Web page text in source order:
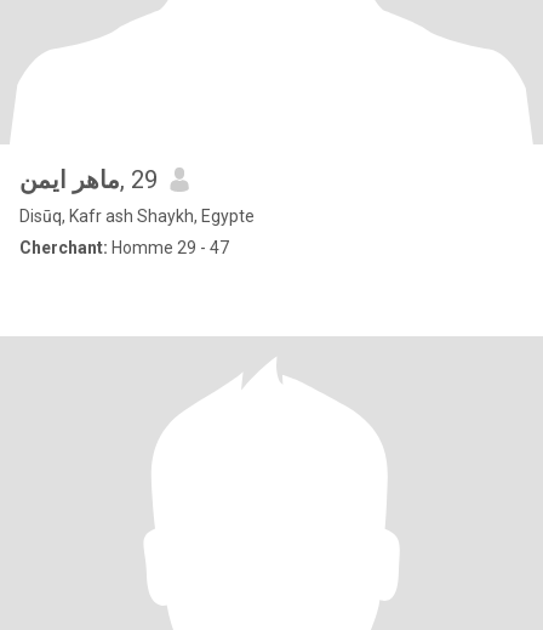
ماهر ايمن, 29
Disūq, Kafr ash Shaykh, Egypte
Cherchant: Homme 29 - 47